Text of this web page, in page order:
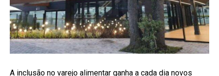
A inclusão no varejo alimentar ganha a cada dia novos